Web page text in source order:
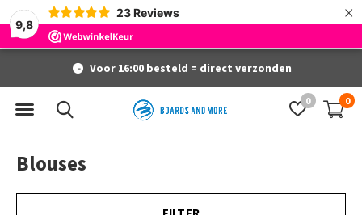
9,8
23 Reviews ×
0 0
Voor 16:00 besteld = direct verzonden
Blouses